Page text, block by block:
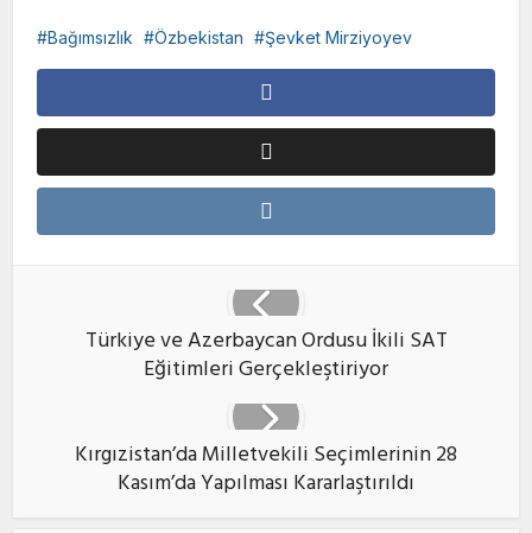
Bağımsızlık Özbekistan Şevket Mirziyoyev
Türkiye ve Azerbaycan Ordusu İkili SAT
Eğitimleri Gerçekleştiriyor
Kırgızistan’da Milletvekili Seçimlerinin 28
Kasım’da Yapılması Kararlaştırıldı